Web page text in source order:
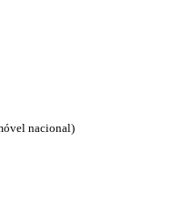
nacional)